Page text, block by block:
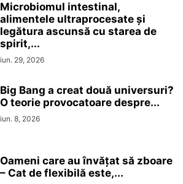
Microbiomul intestinal,
alimentele ultraprocesate şi
legătura ascunsă cu starea de
spirit,...
iun. 29, 2026
Big Bang a creat două universuri?
O teorie provocatoare despre...
iun. 8, 2026
Oameni care au învățat să zboare
– Cat de flexibilă este,...